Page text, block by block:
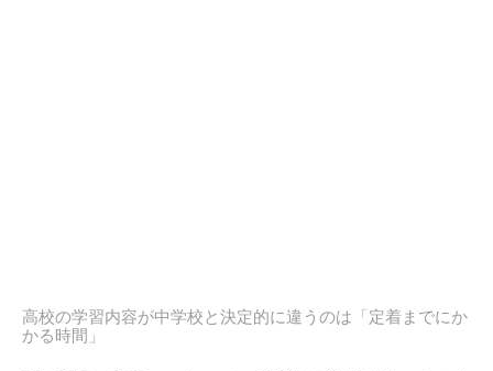
高校の学習内容が中学校と決定的に違うのは「定着までにか
かる時間」